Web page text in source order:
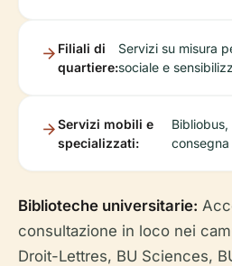
Filiali di
quartiere:
Servizi su misura
sociale e
Servizi mobili e
specializzati:
Biblioteche universitarie:
consultazione in loco nei
Droit-Lettres, BU Sciences,